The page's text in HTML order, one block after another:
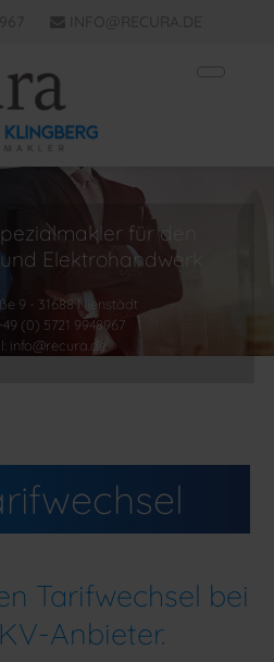
für den
Elektrohandwerk
9 - 31688 Nienstädt
(0) 5721 9948967
info@recura.de
Tarifwechsel bei
Anbieter.